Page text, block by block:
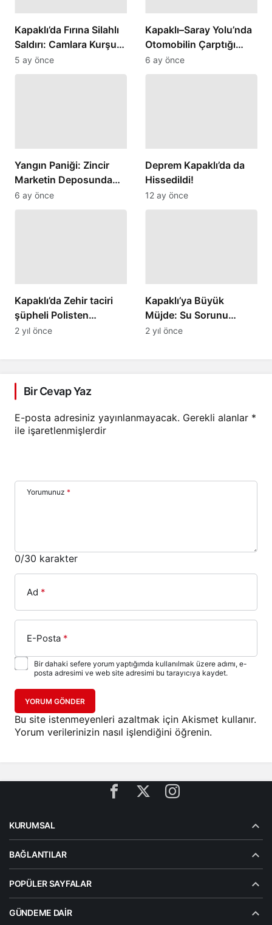
Kapaklı’da Fırına Silahlı
Saldırı: Camlara Kurşun
İsabet Etti
5 ay önce
Kapaklı–Saray Yolu’nda
Otomobilin Çarptığı
Kadın Yaralandı
6 ay önce
Yangın Paniği: Zincir
Marketin Deposunda
Korku Dolu Anlar
Yaşandı
6 ay önce
Deprem Kapaklı’da da
Hissedildi!
12 ay önce
Kapaklı’da Zehir taciri
şüpheli Polisten
kaçamadı
2 yıl önce
Kapaklı’ya Büyük
Müjde: Su Sorunu
Çözüme Kavuşuyor!
2 yıl önce
Bir Cevap Yaz
E-posta adresiniz yayınlanmayacak. Gerekli alanlar *
ile işaretlenmişlerdir
Yorumunuz *
0/30 karakter
Ad *
E-Posta *
Bir dahaki sefere yorum yaptığımda kullanılmak üzere adımı, e-
posta adresimi ve web site adresimi bu tarayıcıya kaydet.
YORUM GÖNDER
Bu site istenmeyenleri azaltmak için Akismet kullanır.
Yorum verilerinizin nasıl işlendiğini öğrenin.
KURUMSAL
BAĞLANTILAR
POPÜLER SAYFALAR
GÜNDEME DAIR